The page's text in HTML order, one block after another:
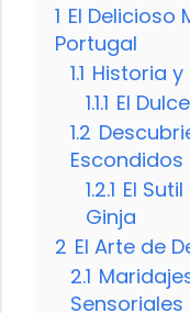
1 El Delicioso
Portugal
1.1 Historia
1.1.1 El
1.2
Escondidos
1.2.1 El
Ginja
2 El Arte de
2.1
Sensoriales